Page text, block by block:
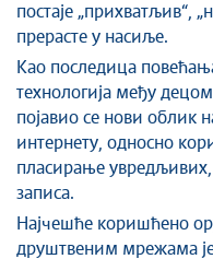
постаје „прихватљив“,
прерасте у насиље.
Као последица
технологија међу
појавио се нови облик
интернету, односно
пласирање
записа.
Најчешће коришћено
друштвеним мрежама